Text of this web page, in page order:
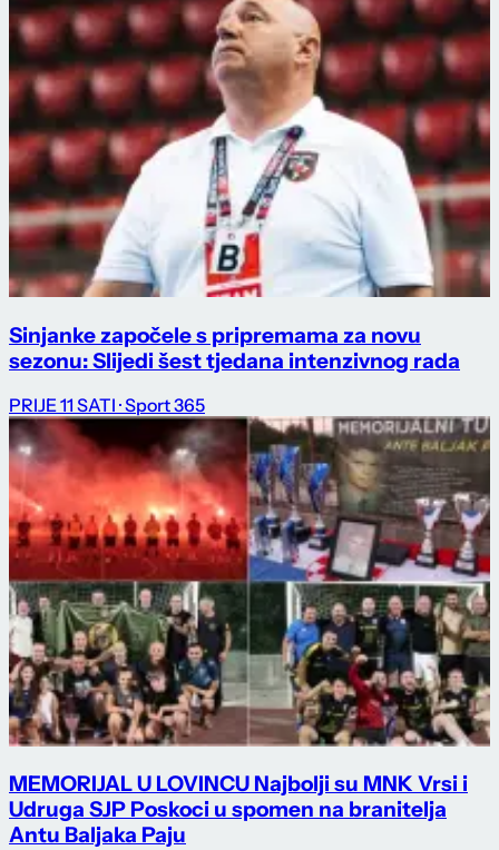
Sinjanke započele s pripremama za novu
sezonu: Slijedi šest tjedana intenzivnog rada
PRIJE 11 SATI · Sport 365
MEMORIJAL U LOVINCU Najbolji su MNK Vrsi i
Udruga SJP Poskoci u spomen na branitelja
Antu Baljaka Paju